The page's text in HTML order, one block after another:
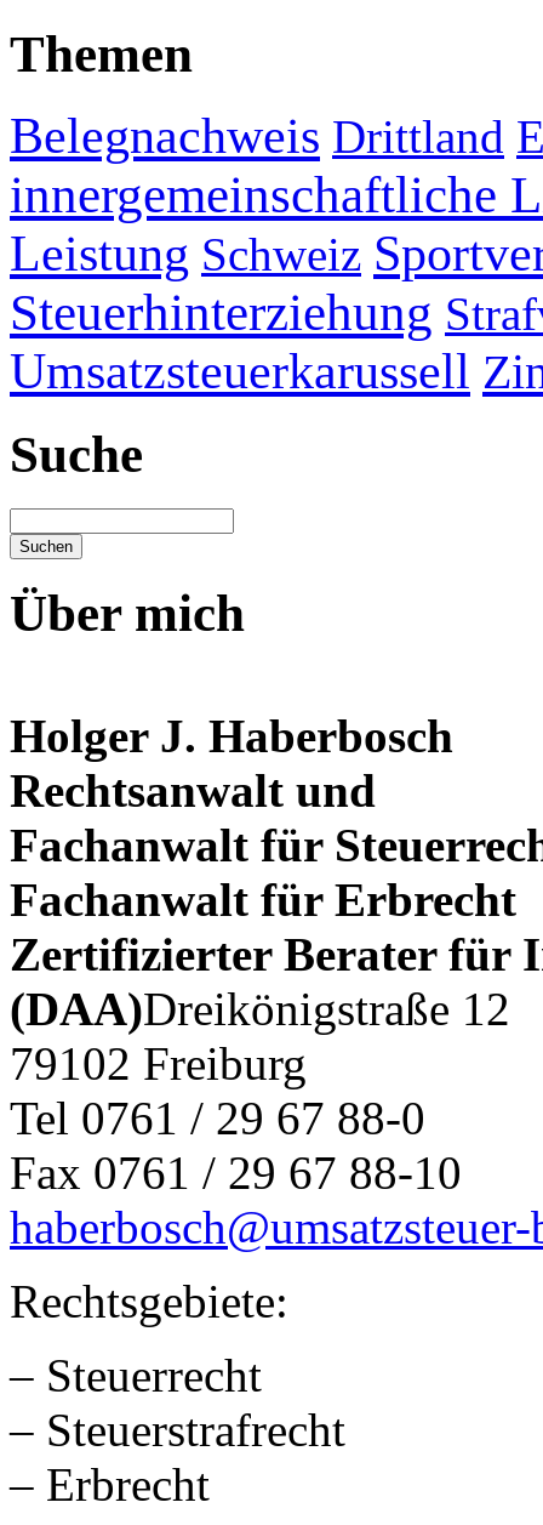
Themen
Belegnachweis Drittland
innergemeinschaftliche
Leistung Schweiz
Steuerhinterziehung
Umsatzsteuerkarussell
Suche
Über mich
Holger J. Haberbosch
Rechtsanwalt und
Fachanwalt für
Fachanwalt für Erbrecht
Zertifizierter Berater für
(DAA)Dreikönigstraße 12
79102 Freiburg
Tel 0761 / 29 67 88-0
Fax 0761 / 29 67 88-10
Rechtsgebiete:
– Steuerrecht
– Steuerstrafrecht
– Erbrecht